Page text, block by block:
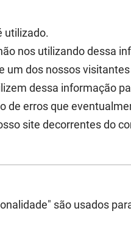
utilizado.
nos utilizando dessa
um dos nossos
dessa informação
de erros que
site decorrentes do
são usados